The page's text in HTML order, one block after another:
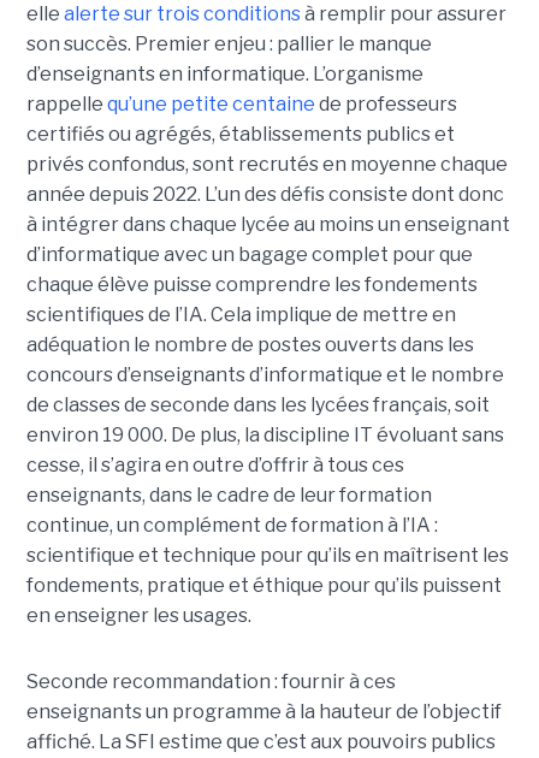
elle alerte sur trois conditionsà remplir pour assurer
son succès. Premier enjeu : pallier le manque
d’enseignants en informatique. L’organisme
rappelle qu’une petite centaine de professeurs
certifiés ou agrégés, établissements publics et
privés confondus, sont recrutés en moyenne chaque
année depuis 2022. L’un des défis consiste dont donc
à intégrer dans chaque lycée au moins un enseignant
d’informatique avec un bagage complet pour que
chaque élève puisse comprendre les fondements
scientifiques de l’IA. Cela implique de mettre en
adéquation le nombre de postes ouverts dans les
concours d’enseignants d’informatique et le nombre
de classes de seconde dans les lycées français, soit
environ 19 000. De plus, la discipline IT évoluant sans
cesse, il s’agira en outre d’offrir à tous ces
enseignants, dans le cadre de leur formation
continue, un complément de formation à l’IA :
scientifique et technique pour qu’ils en maîtrisent les
fondements, pratique et éthique pour qu’ils puissent
en enseigner les usages.
Seconde recommandation : fournir à ces
enseignants un programme à la hauteur de l’objectif
affiché. La SFI estime que c’est aux pouvoirs publics